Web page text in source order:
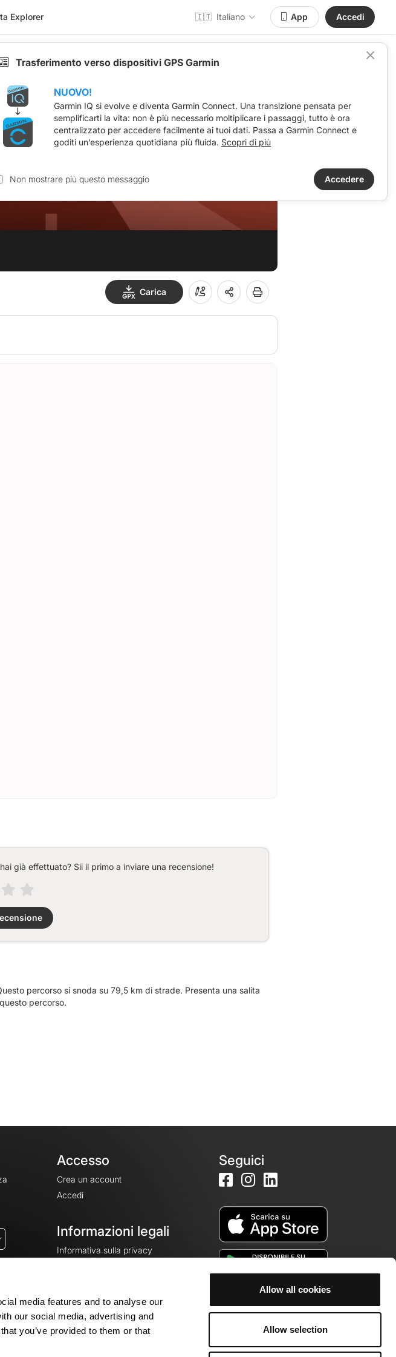
media features and to analyse our
our social media, advertising and
you’ve provided to them or that
Allow all cookies
Allow selection
Explorer 🇮🇹 Italiano App Accedi
Carica
già effettuato? Sii il primo a inviare una recensione!
percorso si snoda su 79,5 km di strade. Presenta una salita
percorso.
Accesso
Crea un account
Accedi
Informazioni legali
Informativa sulla privacy
Impostazioni dei cookie
Seguici
Trasferimento verso dispositivi GPS Garmin
NUOVO!
Garmin IQ si evolve e diventa Garmin Connect. Una transizione pensata per
semplificarti la vita: non è più necessario moltiplicare i passaggi, tutto è ora
centralizzato per accedere facilmente ai tuoi dati. Passa a Garmin Connect e
goditi un’esperienza quotidiana più fluida. Scopri di più
Non mostrare più questo messaggio Accedere